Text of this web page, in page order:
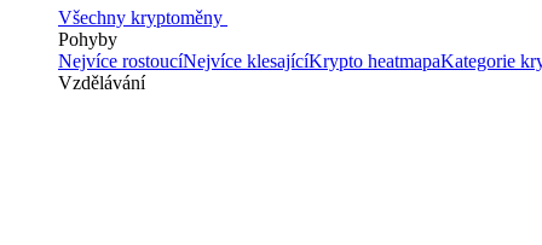
Všechny kryptoměny
Pohyby
Nejvíce rostoucíNejvíce klesajícíKrypto heatmapaKategorie
Vzdělávání